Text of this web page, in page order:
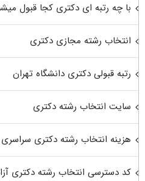
با چه رتبه ای دکتری کجا قبول
انتخاب رشته مجازی دکتری
رتبه قبولی دکتری دانشگاه تهران
سایت انتخاب رشته دکتری
هزینه انتخاب رشته دکتری سراسری
کد دسترسی انتخاب رشته دکتری